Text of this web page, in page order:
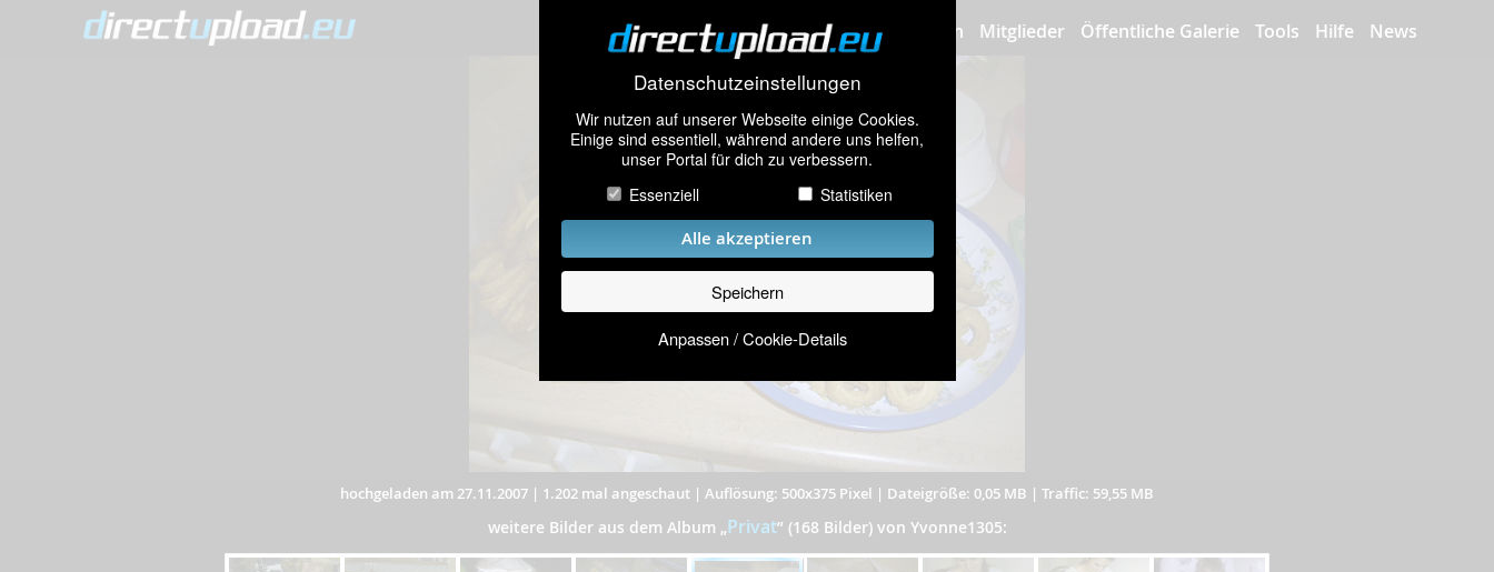
Datenschutzeinstellungen
Wir nutzen auf unserer Webseite einige Cookies.
Einige sind essentiell, während andere uns helfen,
unser Portal für dich zu verbessern.
Essenziell
Statistiken
Alle akzeptieren
Speichern
Anpassen / Cookie-Details
Bilder hochladen Mitglieder Öffentliche Galerie Tools Hilfe News
hochgeladen am 27.11.2007 | 1.202 mal angeschaut | Auflösung: 500x375 Pixel | Dateigröße: 0,05 MB | Traffic: 59,55 MB
weitere Bilder aus dem Album „Privat” (168 Bilder) von Yvonne1305: